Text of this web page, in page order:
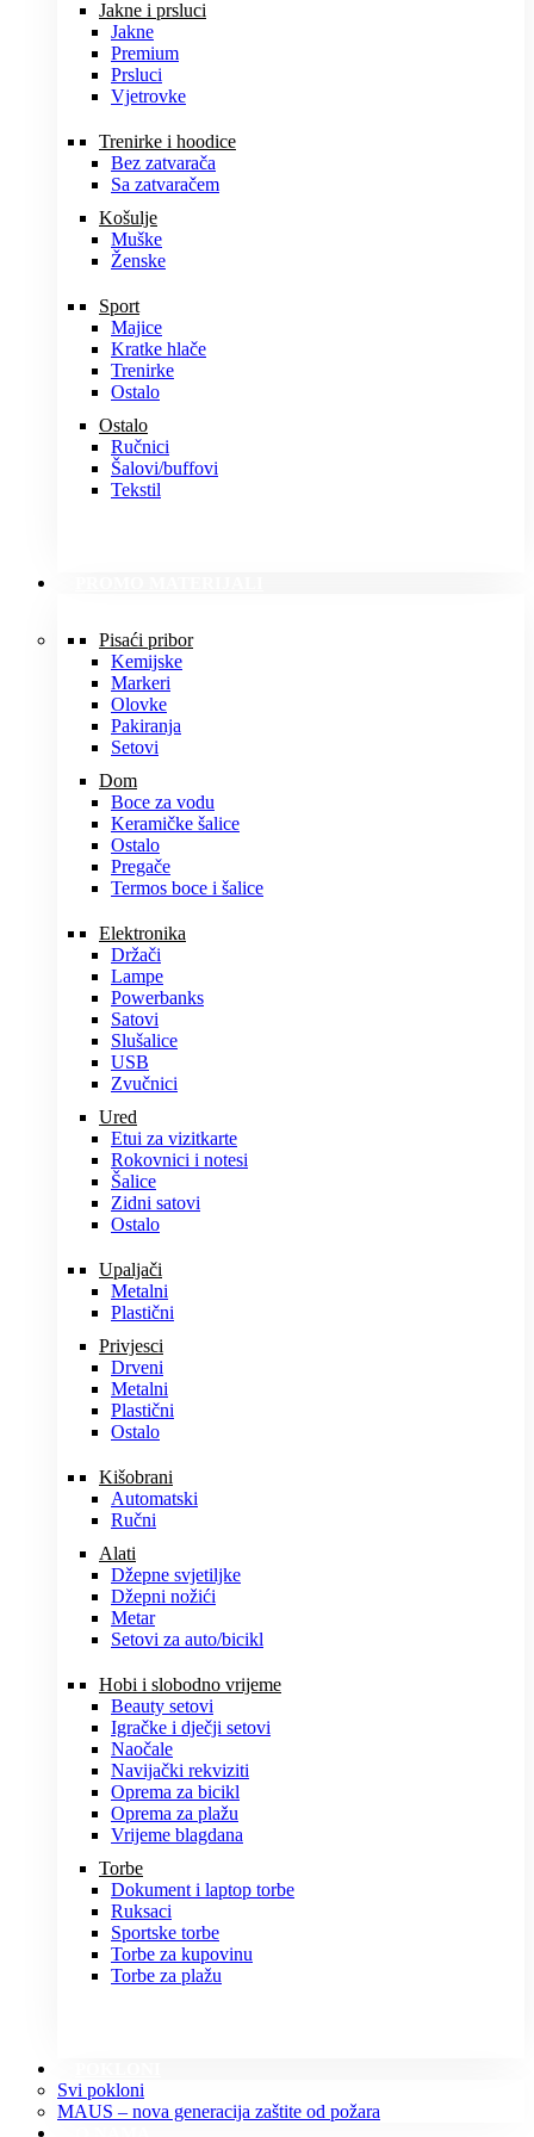
Jakne i prsluci
Jakne
Premium
Prsluci
Vjetrovke
Trenirke i hoodice
Bez zatvarača
Sa zatvaračem
Košulje
Muške
Ženske
Sport
Majice
Kratke hlače
Trenirke
Ostalo
Ostalo
Ručnici
Šalovi/buffovi
Tekstil
Pisaći pribor
Kemijske
Markeri
Olovke
Pakiranja
Setovi
Dom
Boce za vodu
Keramičke šalice
Ostalo
Pregače
Termos boce i šalice
Elektronika
Držači
Lampe
Powerbanks
Satovi
Slušalice
USB
Zvučnici
Ured
Etui za vizitkarte
Rokovnici i notesi
Šalice
Zidni satovi
Ostalo
Upaljači
Metalni
Plastični
Privjesci
Drveni
Metalni
Plastični
Ostalo
Kišobrani
Automatski
Ručni
Alati
Džepne svjetiljke
Džepni nožići
Metar
Setovi za auto/bicikl
Hobi i slobodno vrijeme
Beauty setovi
Igračke i dječji setovi
Naočale
Navijački rekviziti
Oprema za bicikl
Oprema za plažu
Vrijeme blagdana
Torbe
Dokument i laptop torbe
Ruksaci
Sportske torbe
Torbe za kupovinu
Torbe za plažu
Svi pokloni
MAUS – nova generacija zaštite od požara